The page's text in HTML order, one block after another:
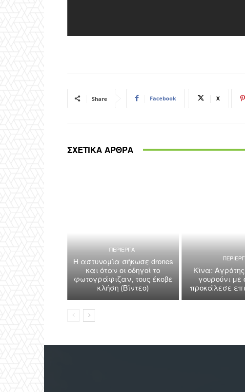
Share Facebook X
ΣΧΕΤΙΚΑ ΑΡΘΡΑ
ΠΕΡΙΕΡΓΑ
Η αστυνομία σήκωσε drones
και όταν οι οδηγοί το
φωτογράφιζαν, τους έκοβε
κλήση (Βίντεο)
Κίνα:
γουρούνι με
προκάλεσε